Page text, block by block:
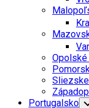
Portugalsko